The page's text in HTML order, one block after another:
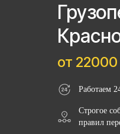
от 22000
Работаем
Строгое
правил